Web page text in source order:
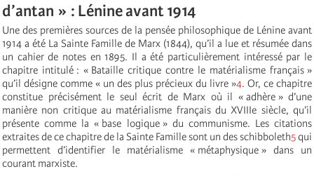
d’antan » : Lénine avant 1914
Une des premières sources de la pensée philosophique de Lénine avant
1914 a été La Sainte Famille de Marx (1844), qu’il a lue et résumée dans
un cahier de notes en 1895. Il a été particulièrement intéressé par le
chapitre intitulé : « Bataille critique contre le matérialisme français »
qu’il désigne comme « un des plus précieux du livre »4. Or, ce chapitre
constitue précisément le seul écrit de Marx où il « adhère » d’une
manière non critique au matérialisme français du XVIIIe siècle, qu’il
présente comme la « base logique » du communisme. Les citations
extraites de ce chapitre de la Sainte Famille sont un des schibboleth5qui
permettent d’identifier le matérialisme « métaphysique » dans un
courant marxiste.